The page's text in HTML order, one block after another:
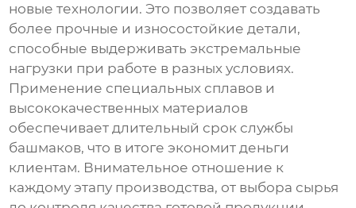
новые технологии. Это позволяет создавать
более прочные и износостойкие детали,
способные выдерживать экстремальные
нагрузки при работе в разных условиях.
Применение специальных сплавов и
высококачественных материалов
обеспечивает длительный срок службы
башмаков, что в итоге экономит деньги
клиентам. Внимательное отношение к
каждому этапу производства, от выбора сырья